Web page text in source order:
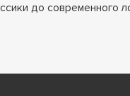
до современного